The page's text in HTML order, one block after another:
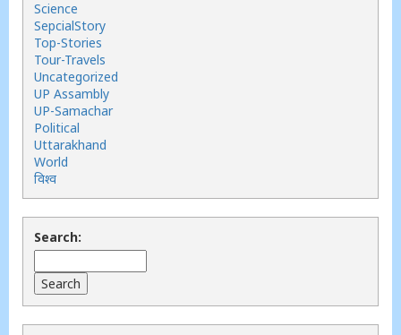
Science
SepcialStory
Top-Stories
Tour-Travels
Uncategorized
UP Assambly
UP-Samachar
Political
Uttarakhand
World
विश्व
Search: